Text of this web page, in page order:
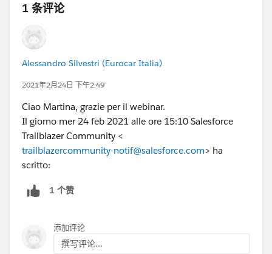
#ReleaseIT
@Cristina Moscoso
1 条评论
Alessandro Silvestri (Eurocar Italia)
2021年2月24日 下午2:49
Ciao Martina, grazie per il webinar.
Il giorno mer 24 feb 2021 alle ore 15:10 Salesforce
Trailblazer Community <
trailblazercommunity-notif@salesforce.com> ha
scritto:
1 个赞
添加评论
撰写评论...